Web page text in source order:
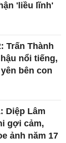
'liều lĩnh'
Trấn Thành
nổi tiếng,
bên con
Diệp Lâm
gợi cảm,
ảnh năm 17